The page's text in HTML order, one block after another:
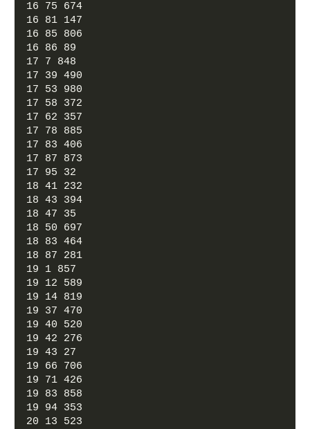
16 75 674
16 81 147
16 85 806
16 86 89
17 7 848
17 39 490
17 53 980
17 58 372
17 62 357
17 78 885
17 83 406
17 87 873
17 95 32
18 41 232
18 43 394
18 47 35
18 50 697
18 83 464
18 87 281
19 1 857
19 12 589
19 14 819
19 37 470
19 40 520
19 42 276
19 43 27
19 66 706
19 71 426
19 83 858
19 94 353
20 13 523